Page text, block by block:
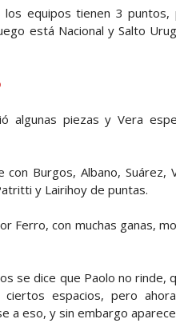
los equipos tienen 3
está Nacional y Salto
algunas piezas y Vera
con Burgos, Albano, Suárez,
y Lairihoy de puntas.
Ferro, con muchas ganas,
se dice que Paolo no rinde,
espacios, pero
a eso, y sin embargo